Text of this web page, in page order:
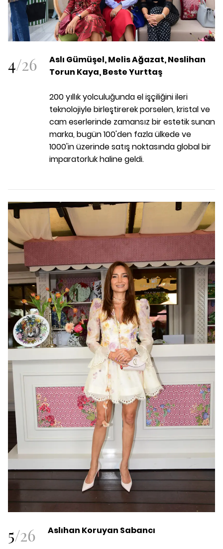
4/26
Aslı Gümüşel, Melis Ağazat, Neslihan
Torun Kaya, Beste Yurttaş
200 yıllık yolculuğunda el işçiliğini ileri
teknolojiyle birleştirerek porselen, kristal ve
cam eserlerinde zamansız bir estetik sunan
marka, bugün 100'den fazla ülkede ve
1000'in üzerinde satış noktasında global bir
imparatorluk haline geldi.
5/26 Aslıhan Koruyan Sabancı